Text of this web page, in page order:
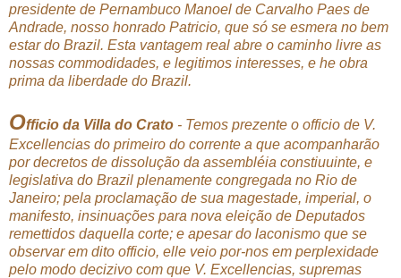
presidente de Pernambuco Manoel de Carvalho Paes de
Andrade, nosso honrado Patricio, que só se esmera no bem
estar do Brazil. Esta vantagem real abre o caminho livre as
nossas commodidades, e legitimos interesses, e he obra
prima da liberdade do Brazil.
Officio da Villa do Crato - Temos prezente o officio de V.
Excellencias do primeiro do corrente a que acompanharão
por decretos de dissolução da assembléia constiuuinte, e
legislativa do Brazil plenamente congregada no Rio de
Janeiro; pela proclamação de sua magestade, imperial, o
manifesto, insinuações para nova eleição de Deputados
remettidos daquella corte; e apesar do laconismo que se
observar em dito officio, elle veio por-nos em perplexidade
pelo modo decizivo com que V. Excellencias, supremas